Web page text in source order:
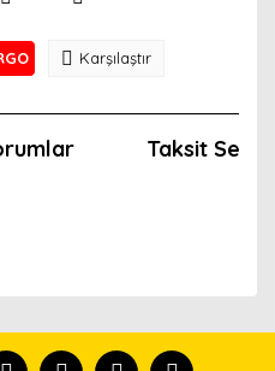
Karşılaştır
Taksit
iletebilirsiniz.
ederiz.